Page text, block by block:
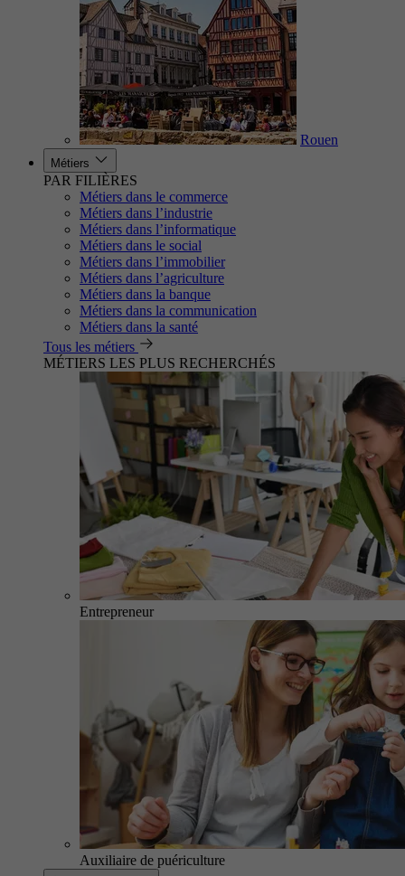
Rouen
Métiers
PAR FILIÈRES
Métiers dans le commerce
Métiers dans l’industrie
Métiers dans l’informatique
Métiers dans le social
Métiers dans l’immobilier
Métiers dans l’agriculture
Métiers dans la banque
Métiers dans la communication
Métiers dans la santé
Tous les métiers
MÉTIERS LES PLUS RECHERCHÉS
Entrepreneur
Auxiliaire de puériculture